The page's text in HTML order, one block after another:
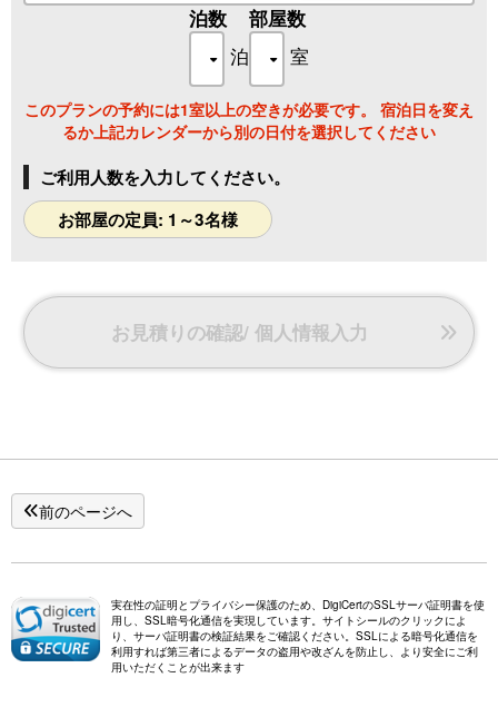
●金泉＆銀泉2種類の半露天風呂
●バイオエタノール暖炉
●無料wi-fi
●加湿付き空気清浄器
●アメニティにはイタリアの名門フェラガモ社製のものをご
用意
●ドライヤーは最新のレプロナイザー107D plusをご用意
●ＭＡＲＶＩＳ製デンタルケア(イタリア)
●ＨＡＭＡＭ製バスローブ(トルコ)
◆客室設備◆
ウォシュレット付きトイレ/冷暖房/テレビ/冷蔵庫/
※ゆったりと静かな雰囲気をご堪能していただきますため、
泊数
泊
部屋数
室
このプランの予約には1室以上の空きが必要です。 宿泊日を変え
るか上記カレンダーから別の日付を選択してください
ご利用人数を入力してください。
お部屋の定員: 1～3名様
お見積りの確認/ 個人情報入力
前のページへ
実在性の証明とプライバシー保護のため、DigiCertのSSLサーバ証明書を使
用し、SSL暗号化通信を実現しています。サイトシールのクリックによ
り、サーバ証明書の検証結果をご確認ください。SSLによる暗号化通信を
利用すれば第三者によるデータの盗用や改ざんを防止し、より安全にご利
用いただくことが出来ます